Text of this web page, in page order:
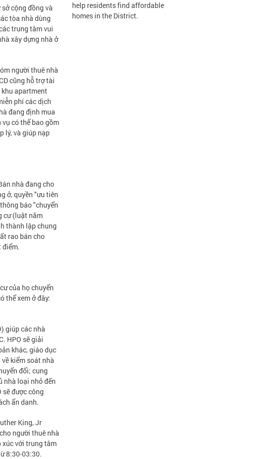
cộng đồng và
tòa nhà dùng
trung tâm vui
xây dựng nhà ở
người thuê nhà
cũng hỗ trợ tài
apartment
phí các dịch
đang định mua
có thể bao gồm
lý, và giúp nạp
nhà đang cho
ở, quyền "ưu tiên
báo "chuyển
cư (luật năm
thành lập chung
rao bán cho
điểm.
của họ chuyển
thể xem ở đây:
giúp các nhà
HPO sẽ giải
khác, giáo dục
kiểm soát nhà
đổi; cung
nhà loại nhỏ đến
được công
ẩn danh.
King, Jr
người thuê nhà
xúc với trung tâm
8:30-03:30.
help residents find affordable
homes in the District.